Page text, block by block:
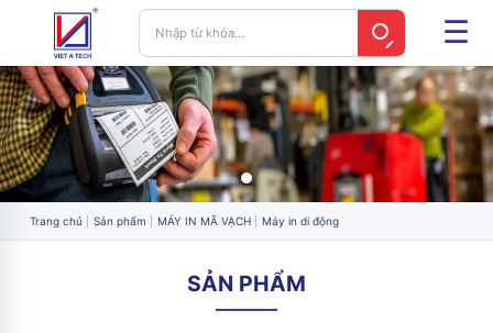
Trang chủ Sản phẩm MÁY IN MÃ VẠCH Máy in di động
SẢN PHẨM